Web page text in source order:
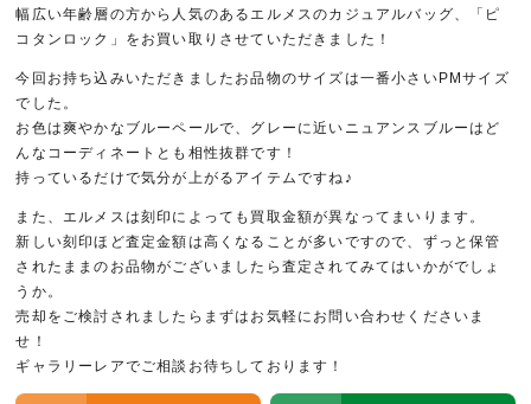
幅広い年齢層の方から人気のあるエルメスのカジュアルバッグ、「ピ
コタンロック」をお買い取りさせていただきました！
今回お持ち込みいただきましたお品物のサイズは一番小さいPMサイズ
でした。
お色は爽やかなブルーペールで、グレーに近いニュアンスブルーはど
んなコーディネートとも相性抜群です！
持っているだけで気分が上がるアイテムですね♪
また、エルメスは刻印によっても買取金額が異なってまいります。
新しい刻印ほど査定金額は高くなることが多いですので、ずっと保管
されたままのお品物がございましたら査定されてみてはいかがでしょ
うか。
売却をご検討されましたらまずはお気軽にお問い合わせくださいま
せ！
ギャラリーレアでご相談お待ちしております！